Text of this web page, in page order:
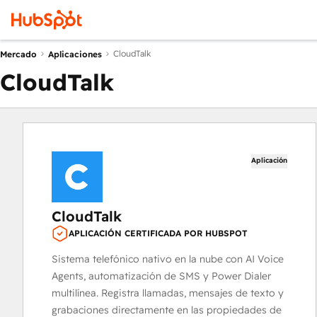
Mercado Aplicaciones CloudTalk
CloudTalk
Aplicación
CloudTalk
APLICACIÓN CERTIFICADA POR HUBSPOT
Sistema telefónico nativo en la nube con AI Voice
Agents, automatización de SMS y Power Dialer
multilínea. Registra llamadas, mensajes de texto y
grabaciones directamente en las propiedades de